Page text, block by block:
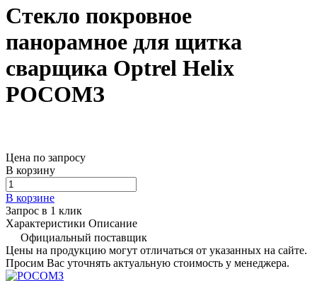
Стекло покровное
панорамное для щитка
сварщика Optrel Helix
РОСОМЗ
Цена по запросу
В корзину
В корзине
Запрос в 1 клик
Характеристики Описание
Официальный поставщик
Цены на продукцию могут отличаться от указанных на сайте.
Просим Вас уточнять актуальную стоимость у менеджера.